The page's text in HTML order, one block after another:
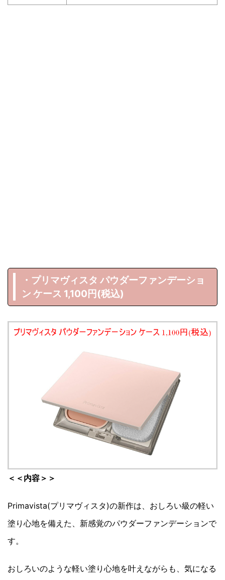
・プリマヴィスタ パウダーファンデーショ
ン ケース 1,100円(税込)
＜＜内容＞＞
Primavista(プリマヴィスタ)の新作は、おしろい級の軽い
塗り心地を備えた、新感覚のパウダーファンデーションで
す。
おしろいのような軽い塗り心地を叶えながらも、気になる